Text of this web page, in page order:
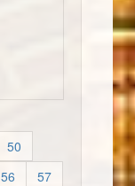
50
56
57